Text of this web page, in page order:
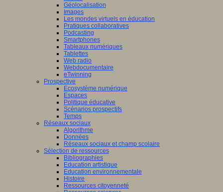
Géolocalisation
Images
Les mondes virtuels en éducation
Pratiques collaboratives
Podcasting
Smartphones
Tableaux numériques
Tablettes
Web radio
Webdocumentaire
eTwinning
Prospective
Ecosystème numérique
Espaces
Politique éducative
Scénarios prospectifs
Temps
Réseaux sociaux
Algorithme
Données
Réseaux sociaux et champ scolaire
Sélection de ressources
Bibliographies
Education artistique
Education environnementale
Histoire
Ressources citoyenneté